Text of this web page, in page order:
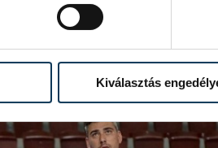
Kiválasztás